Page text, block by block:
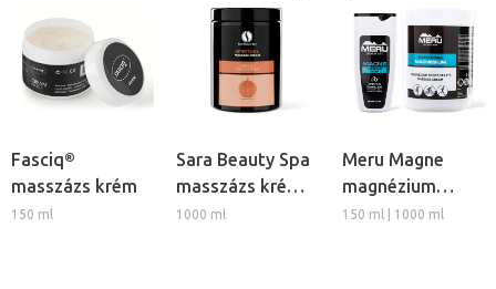
Fasciq®
masszázs krém
150 ml
Sara Beauty Spa
masszázs krém -
Spiritual
1000 ml
Meru Magne
magnézium
masszázs krém
150 ml | 1000 ml